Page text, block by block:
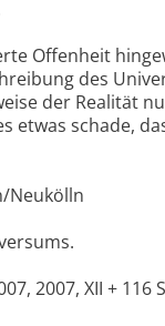
Offenheit
des
der Realität
etwas schade,
Neukölln
2007, XII + 116